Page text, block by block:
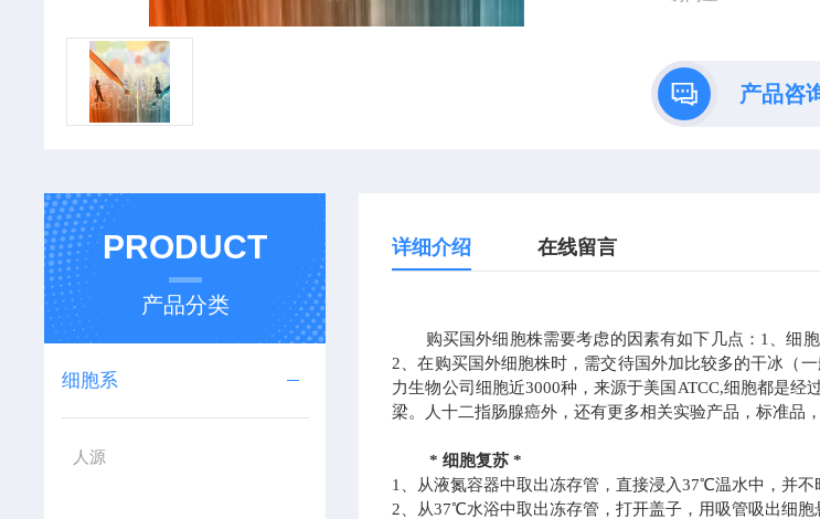
产品咨
PRODUCT
产品分类
细胞系
人源
详细介绍 在线留言
购买国外细胞株需要考虑的因素有如下几点：1、细胞
2、在购买国外细胞株时，需交待国外加比较多的干冰（
力生物公司细胞近3000种，来源于美国ATCC,细胞都是
梁。人十二指肠腺癌外，还有更多相关实验产品，标准
* 细胞复苏 *
1、从液氮容器中取出冻存管，直接浸入37℃温水中，并不
2、从37℃水浴中取出冻存管，打开盖子，用吸管吸出细胞